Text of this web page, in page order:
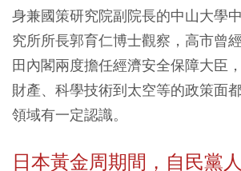
身兼國策研究院副院長的中山大學
究所所長郭育仁博士觀察，高市曾
田內閣兩度擔任經濟安全保障大臣
財產、科學技術到太空等的政策面
領域有一定認識。
日本黃金周期間，自民黨